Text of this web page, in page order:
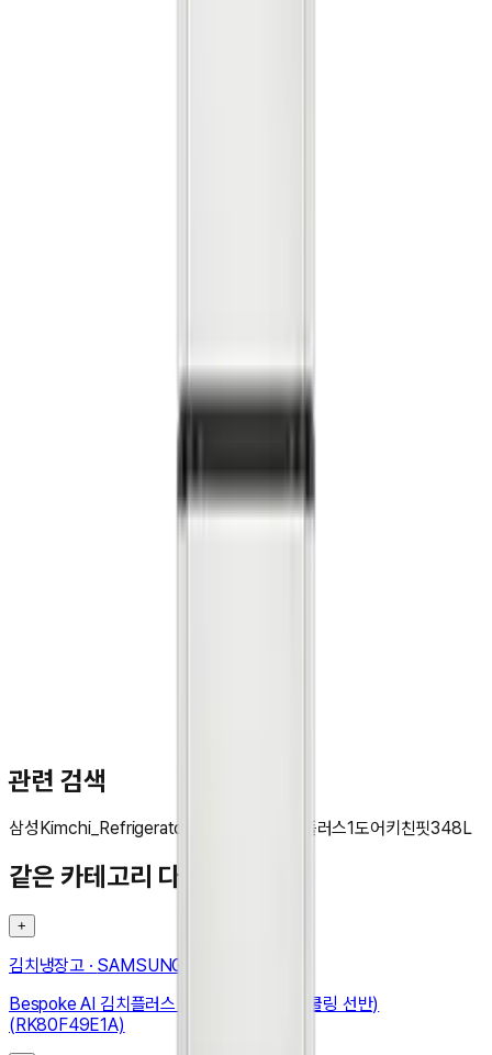
관련 검색
삼성 Kimchi_Refrigerator 김치플러스1도어 키친핏348L
같은 카테고리 다른 기기
+
김치냉장고 · SAMSUNG
Bespoke AI 김치플러스 4도어 490L (메탈쿨링 선반)
(RK80F49E1A)